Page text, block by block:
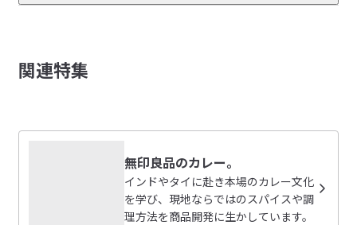
品の価格改定（値上げ）を予定しています。
」
ごまプリン
ほうれん草らしさがもっとほしい
カレーとしては美味しいですが、ほうれん草感があまり感
じられませんでした。
参考になった（0人）
関連特集
無印良品のカレー。
インドやタイに赴き本場のカレー文化
を学び、現地ならではのスパイスや調
理方法を商品開発に生かしています。